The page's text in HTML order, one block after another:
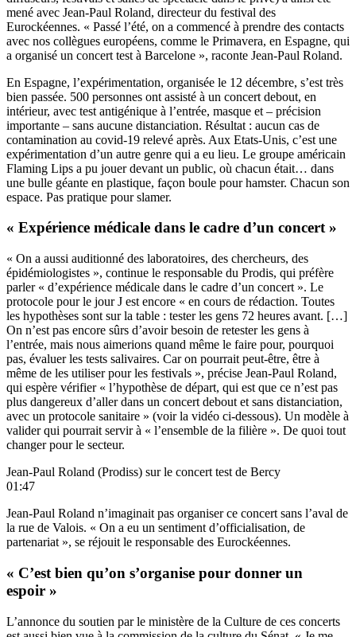
mené avec Jean-Paul Roland, directeur du festival des
Eurockéennes. « Passé l’été, on a commencé à prendre des contacts
avec nos collègues européens, comme le Primavera, en Espagne, qui
a organisé un concert test à Barcelone », raconte Jean-Paul Roland.
En Espagne, l’expérimentation, organisée le 12 décembre, s’est très
bien passée. 500 personnes ont assisté à un concert debout, en
intérieur, avec test antigénique à l’entrée, masque et – précision
importante – sans aucune distanciation. Résultat : aucun cas de
contamination au covid-19 relevé après. Aux Etats-Unis, c’est une
expérimentation d’un autre genre qui a eu lieu. Le groupe américain
Flaming Lips a pu jouer devant un public, où chacun était… dans
une bulle géante en plastique, façon boule pour hamster. Chacun son
espace. Pas pratique pour slamer.
« Expérience médicale dans le cadre d’un concert »
« On a aussi auditionné des laboratoires, des chercheurs, des
épidémiologistes », continue le responsable du Prodis, qui préfère
parler « d’expérience médicale dans le cadre d’un concert ». Le
protocole pour le jour J est encore « en cours de rédaction. Toutes
les hypothèses sont sur la table : tester les gens 72 heures avant. […]
On n’est pas encore sûrs d’avoir besoin de retester les gens à
l’entrée, mais nous aimerions quand même le faire pour, pourquoi
pas, évaluer les tests salivaires. Car on pourrait peut-être, être à
même de les utiliser pour les festivals », précise Jean-Paul Roland,
qui espère vérifier « l’hypothèse de départ, qui est que ce n’est pas
plus dangereux d’aller dans un concert debout et sans distanciation,
avec un protocole sanitaire » (voir la vidéo ci-dessous). Un modèle à
valider qui pourrait servir à « l’ensemble de la filière ». De quoi tout
changer pour le secteur.
Jean-Paul Roland (Prodiss) sur le concert test de Bercy
01:47
Jean-Paul Roland n’imaginait pas organiser ce concert sans l’aval de
la rue de Valois. « On a eu un sentiment d’officialisation, de
partenariat », se réjouit le responsable des Eurockéennes.
« C’est bien qu’on s’organise pour donner un
espoir »
L’annonce du soutien par le ministère de la Culture de ces concerts